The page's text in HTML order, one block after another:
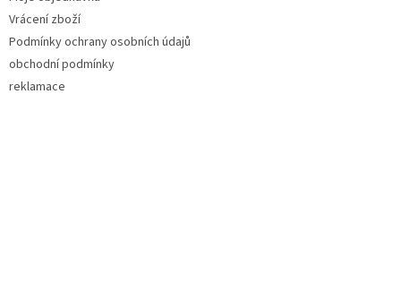
Vrácení zboží
Podmínky ochrany osobních údajů
obchodní podmínky
reklamace